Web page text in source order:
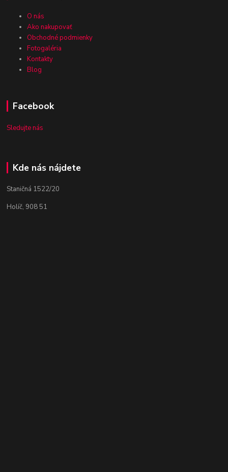
O nás
Ako nakupovať
Obchodné podmienky
Fotogaléria
Kontakty
Blog
Facebook
Sledujte nás
Kde nás nájdete
Staničná 1522/20
Holíč, 908 51